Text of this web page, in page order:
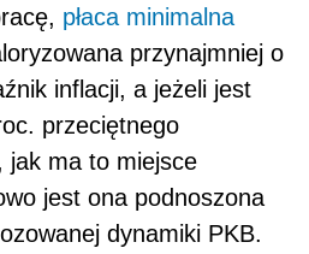
płaca minimalna
przynajmniej o
inflacji, a jeżeli jest
przeciętnego
jak ma to miejsce
jest ona podnoszona
dynamiki PKB.